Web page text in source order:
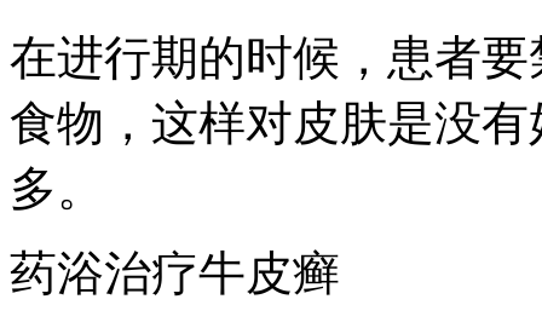
在进行期的时候，患者
食物，这样对皮肤是没
多。
药浴治疗牛皮癣